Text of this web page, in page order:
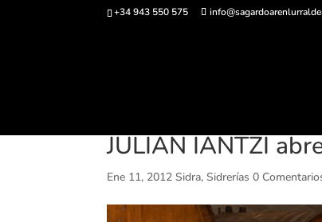
+34 943 550 575
JULIAN IANTZI
Ene 11, 2012 Sidra,Sidrerías 0